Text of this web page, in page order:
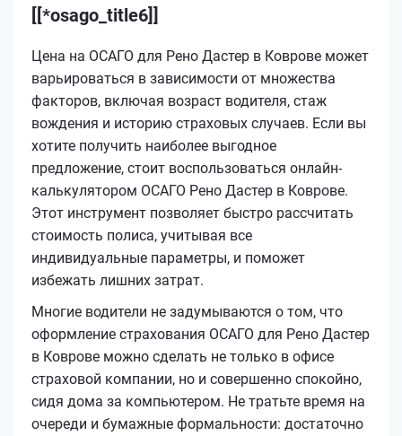
[[*osago_title6]]
Цена на ОСАГО для Рено Дастер в Коврове может
варьироваться в зависимости от множества
факторов, включая возраст водителя, стаж
вождения и историю страховых случаев. Если вы
хотите получить наиболее выгодное
предложение, стоит воспользоваться онлайн-
калькулятором ОСАГО Рено Дастер в Коврове.
Этот инструмент позволяет быстро рассчитать
стоимость полиса, учитывая все
индивидуальные параметры, и поможет
избежать лишних затрат.
Многие водители не задумываются о том, что
оформление страхования ОСАГО для Рено Дастер
в Коврове можно сделать не только в офисе
страховой компании, но и совершенно спокойно,
сидя дома за компьютером. Не тратьте время на
очереди и бумажные формальности: достаточно